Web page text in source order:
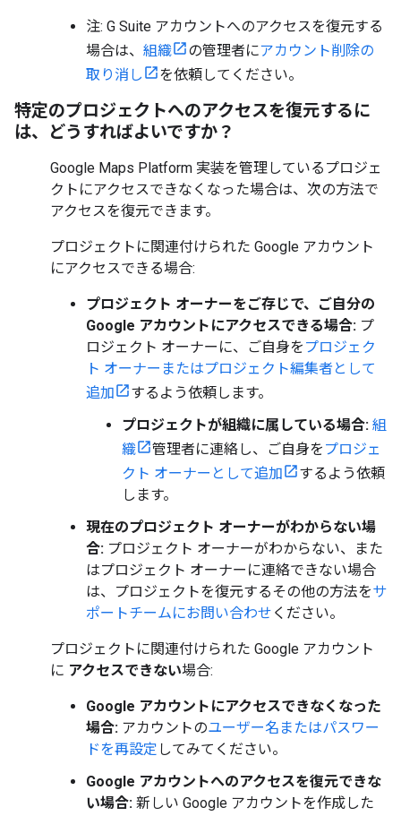
注: G Suite アカウントへのアクセスを復元する
場合は、 組織 の管理者にアカウント削除の
取り消し
を依頼してください。
特定のプロジェクトへのアクセスを復元するに
は、どうすればよいですか？
Google Maps Platform 実装を管理しているプロジェ
クトにアクセスできなくなった場合は、次の方法で
アクセスを復元できます。
プロジェクトに関連付けられた Google アカウント
にアクセスできる場合:
プロジェクト オーナーをご存じで、ご自分の
Google アカウントにアクセスできる場合: プ
ロジェクト オーナーに、ご自身を プロジェク
ト オーナーまたはプロジェクト編集者として
追加
するよう依頼します。
プロジェクトが組織に属している場合: 組
織
管理者に連絡し、ご自身を プロジェ
クト オーナーとして追加
するよう依頼
します。
現在のプロジェクト オーナーがわからない場
合: プロジェクト オーナーがわからない、また
はプロジェクト オーナーに連絡できない場合
は、プロジェクトを復元するその他の方法をサ
ポートチームにお問い合わせ ください。
プロジェクトに関連付けられた Google アカウント
に アクセスできない場合:
Google アカウントにアクセスできなくなった
場合: アカウントのユーザー名またはパスワー
ドを再設定 してみてください。
Google アカウントへのアクセスを復元できな
い場合: 新しい Google アカウントを作成した